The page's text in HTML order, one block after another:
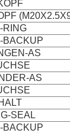
RING
BACKUP
AS
AS
SEAL
BACKUP